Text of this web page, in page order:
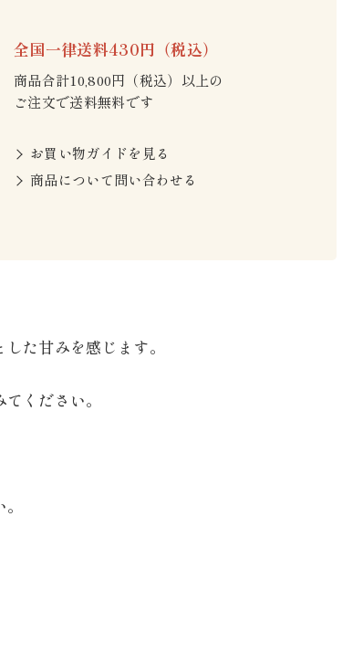
全国一律送料430円（税込）
商品合計10,800円（税込）以上の
ご注文で送料無料です
お買い物ガイドを見る
商品について問い合わせる
た甘みを感じます。
ください。